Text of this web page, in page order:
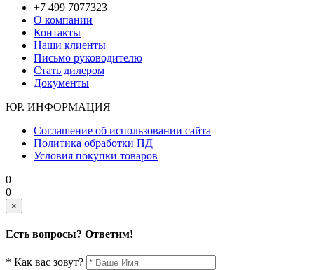
+7 499 7077323
О компании
Контакты
Наши клиенты
Письмо руководителю
Стать дилером
Документы
ЮР. ИНФОРМАЦИЯ
Соглашение об использовании сайта
Политика обработки ПД
Условия покупки товаров
0
0
×
Есть вопросы? Ответим!
* Как вас зовут?